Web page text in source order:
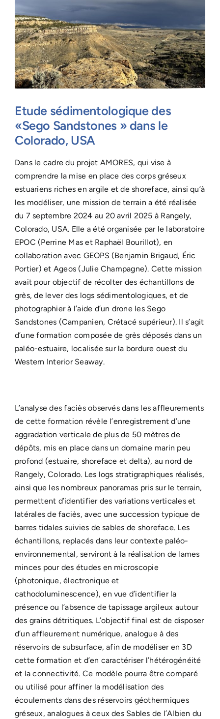
Etude sédimentologique des
«Sego Sandstones » dans le
Colorado, USA
Dans le cadre du projet AMORES, qui vise à
comprendre la mise en place des corps gréseux
estuariens riches en argile et de shoreface, ainsi qu’à
les modéliser, une mission de terrain a été réalisée
du 7 septembre 2024 au 20 avril 2025 à Rangely,
Colorado, USA. Elle a été organisée par le laboratoire
EPOC (Perrine Mas et Raphaël Bourillot), en
collaboration avec GEOPS (Benjamin Brigaud, Éric
Portier) et Ageos (Julie Champagne). Cette mission
avait pour objectif de récolter des échantillons de
grès, de lever des logs sédimentologiques, et de
photographier à l’aide d’un drone les Sego
Sandstones (Campanien, Crétacé supérieur). Il s’agit
d’une formation composée de grès déposés dans un
paléo-estuaire, localisée sur la bordure ouest du
Western Interior Seaway.
L’analyse des faciès observés dans les affleurements
de cette formation révèle l’enregistrement d’une
aggradation verticale de plus de 50 mètres de
dépôts, mis en place dans un domaine marin peu
profond (estuaire, shoreface et delta), au nord de
Rangely, Colorado. Les logs stratigraphiques réalisés,
ainsi que les nombreux panoramas pris sur le terrain,
permettent d’identifier des variations verticales et
latérales de faciès, avec une succession typique de
barres tidales suivies de sables de shoreface. Les
échantillons, replacés dans leur contexte paléo-
environnemental, serviront à la réalisation de lames
minces pour des études en microscopie
(photonique, électronique et
cathodoluminescence), en vue d’identifier la
présence ou l’absence de tapissage argileux autour
des grains détritiques. L’objectif final est de disposer
d’un affleurement numérique, analogue à des
réservoirs de subsurface, afin de modéliser en 3D
cette formation et d’en caractériser l’hétérogénéité
et la connectivité. Ce modèle pourra être comparé
ou utilisé pour affiner la modélisation des
écoulements dans des réservoirs géothermiques
gréseux, analogues à ceux des Sables de l’Albien du